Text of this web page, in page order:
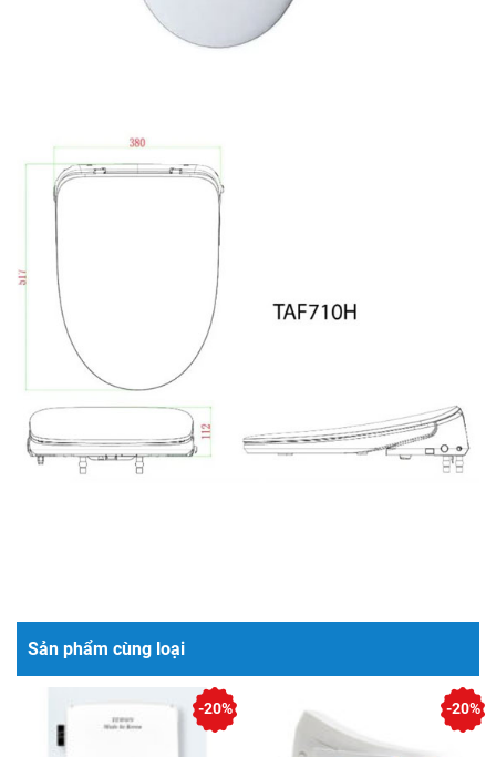
Sản phẩm cùng loại
-20% -20%